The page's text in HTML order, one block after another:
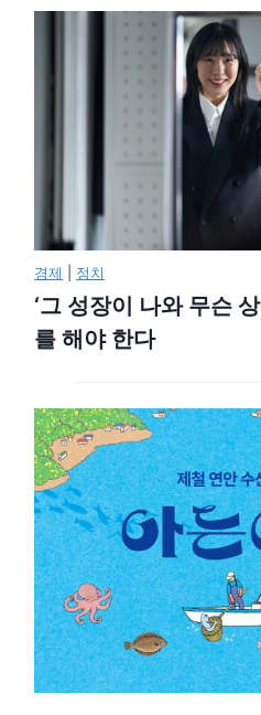
경제 정치
‘그 성장이 나와 무슨
를 해야 한다